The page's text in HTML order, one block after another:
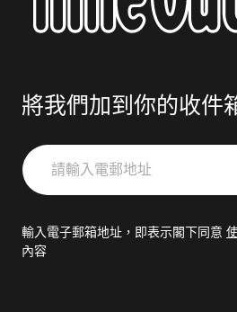
將我們加到你的收件
請
輸
郵
輸入電子郵箱地址，即表示閣下同意
內容